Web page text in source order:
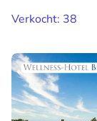
Verkocht: 38